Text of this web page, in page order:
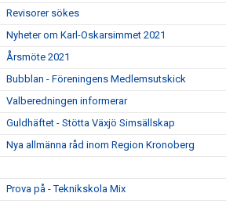
Revisorer sökes
Nyheter om Karl-Oskarsimmet 2021
Årsmöte 2021
Bubblan - Föreningens Medlemsutskick
Valberedningen informerar
Guldhäftet - Stötta Växjö Simsällskap
Nya allmänna råd inom Region Kronoberg
Prova på - Teknikskola Mix